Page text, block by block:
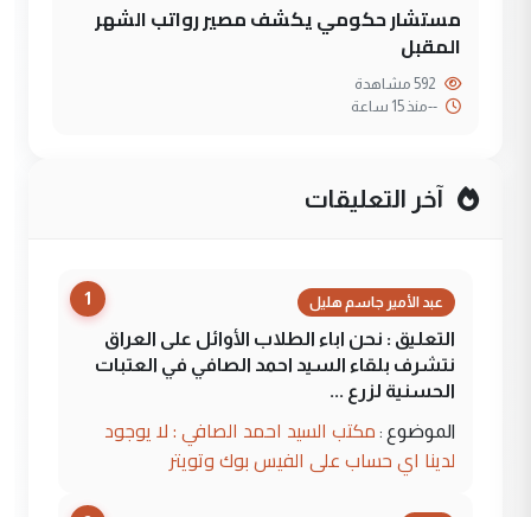
مستشار حكومي يكشف مصير رواتب الشهر
المقبل
--منذ 15 ساعة
آخر التعليقات
1 عبد الأمير جاسم هليل
التعليق : نحن اباء الطلاب الأوائل على العراق
نتشرف بلقاء السيد احمد الصافي في العتبات
الحسنية لزرع ...
الموضوع : مكتب السيد احمد الصافي : لا يوجود
لدينا اي حساب على الفيس بوك وتويتر